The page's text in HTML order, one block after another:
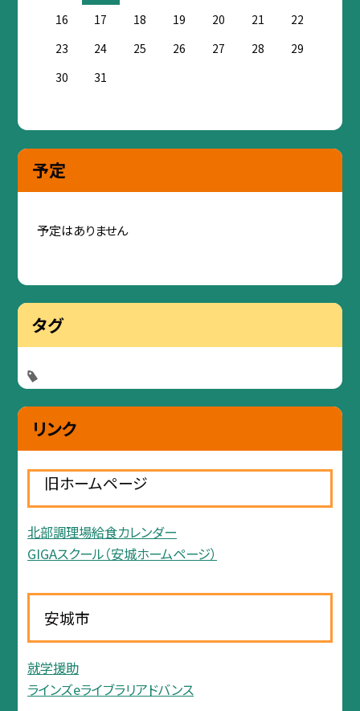
16
17 18 19 20 21
22
23
24 25 26 27 28
29
30
31
予定
予定はありません
タグ
リンク
旧ホームページ
北部調理場給食カレンダー
GIGAスクール（安城ホームページ）
安城市
就学援助
ラインズeライブラリアドバンス